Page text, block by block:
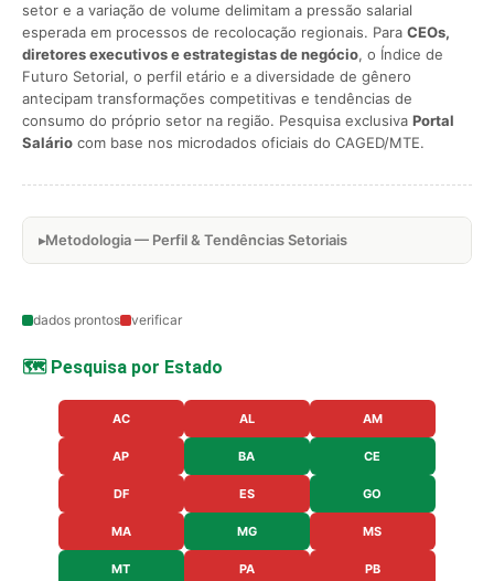
setor e a variação de volume delimitam a pressão salarial
esperada em processos de recolocação regionais. Para CEOs,
diretores executivos e estrategistas de negócio, o Índice de
Futuro Setorial, o perfil etário e a diversidade de gênero
antecipam transformações competitivas e tendências de
consumo do próprio setor na região. Pesquisa exclusiva Portal
Salário com base nos microdados oficiais do CAGED/MTE.
Metodologia — Perfil & Tendências Setoriais
dados prontos verificar
🗺️ Pesquisa por Estado
AC AL AM
AP BA CE
DF ES GO
MA MG MS
MT PA PB